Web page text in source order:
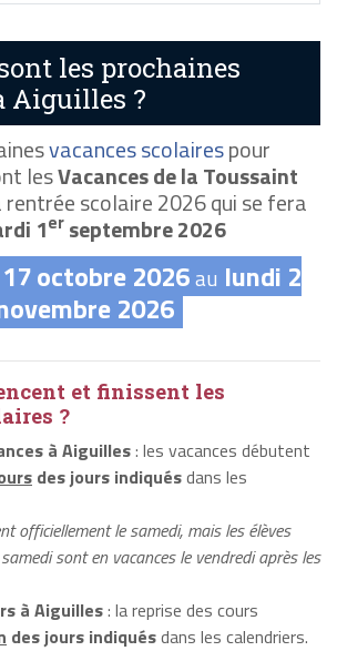
les prochaines
Aiguilles ?
vacances scolairespour
lesVacances de la Toussaint
scolaire 2026 qui se fera
1erseptembre 2026
octobre 2026au lundi 2
2026
et finissent les
?
à Aiguilles: les vacances débutent
des jours indiquésdans les
officiellement le samedi, mais les élèves
sont en vacances le vendredi après les
à Aiguilles: la reprise des cours
des jours indiquésdans les calendriers.